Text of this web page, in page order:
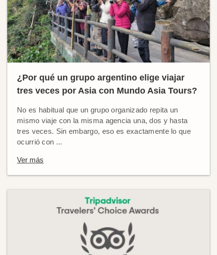
¿Por qué un grupo argentino elige viajar
tres veces por Asia con Mundo Asia Tours?
No es habitual que un grupo organizado repita un
mismo viaje con la misma agencia una, dos y hasta
tres veces. Sin embargo, eso es exactamente lo que
ocurrió con ...
Ver más